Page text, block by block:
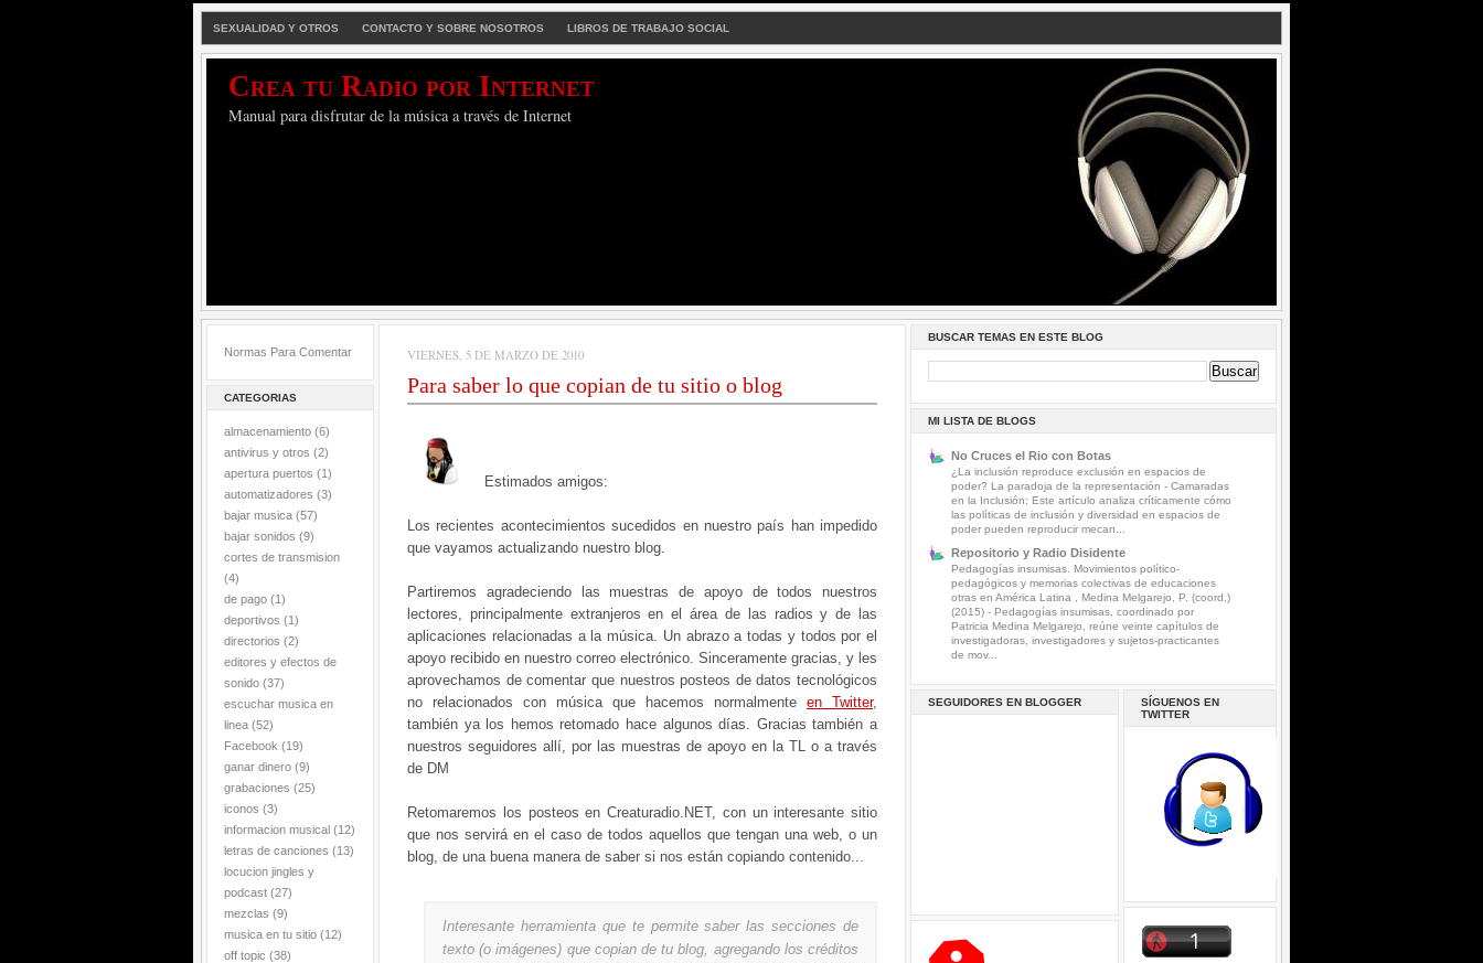
SEXUALIDAD Y OTROS CONTACTO Y SOBRE NOSOTROS LIBROS DE TRABAJO SOCIAL
Crea tu Radio por Internet
Manual para disfrutar de la música a través de Internet
Normas Para Comentar
CATEGORIAS
almacenamiento (6)
antivirus y otros (2)
apertura puertos (1)
automatizadores (3)
bajar musica (57)
bajar sonidos (9)
cortes de transmision
(4)
de pago (1)
deportivos (1)
directorios (2)
editores y efectos de
sonido (37)
escuchar musica en
linea (52)
Facebook (19)
ganar dinero (9)
grabaciones (25)
iconos (3)
informacion musical (12)
letras de canciones (13)
locucion jingles y
podcast (27)
mezclas (9)
musica en tu sitio (12)
off topic (38)
VIERNES, 5 DE MARZO DE 2010
Para saber lo que copian de tu sitio o blog
Estimados amigos:
Los recientes acontecimientos sucedidos en nuestro país han impedido
que vayamos actualizando nuestro blog.
Partiremos agradeciendo las muestras de apoyo de todos nuestros
lectores, principalmente extranjeros en el área de las radios y de las
aplicaciones relacionadas a la música. Un abrazo a todas y todos por el
apoyo recibido en nuestro correo electrónico. Sinceramente gracias, y les
aprovechamos de comentar que nuestros posteos de datos tecnológicos
no relacionados con música que hacemos normalmente en Twitter,
también ya los hemos retomado hace algunos días. Gracias también a
nuestros seguidores allí, por las muestras de apoyo en la TL o a través
de DM
Retomaremos los posteos en Creaturadio.NET, con un interesante sitio
que nos servirá en el caso de todos aquellos que tengan una web, o un
blog, de una buena manera de saber si nos están copiando contenido...
Interesante herramienta que te permite saber las secciones de
texto (o imágenes) que copian de tu blog, agregando los créditos
BUSCAR TEMAS EN ESTE BLOG
MI LISTA DE BLOGS
No Cruces el Rio con Botas
¿La inclusión reproduce exclusión en espacios de
poder? La paradoja de la representación - Camaradas
en la Inclusión: Este artículo analiza críticamente cómo
las políticas de inclusión y diversidad en espacios de
poder pueden reproducir mecan...
Repositorio y Radio Disidente
Pedagogías insumisas. Movimientos político-
pedagógicos y memorias colectivas de educaciones
otras en América Latina , Medina Melgarejo, P. (coord.)
(2015) - Pedagogías insumisas, coordinado por
Patricia Medina Melgarejo, reúne veinte capítulos de
investigadoras, investigadores y sujetos-practicantes
de mov...
SEGUIDORES EN BLOGGER
SÍGUENOS EN
TWITTER